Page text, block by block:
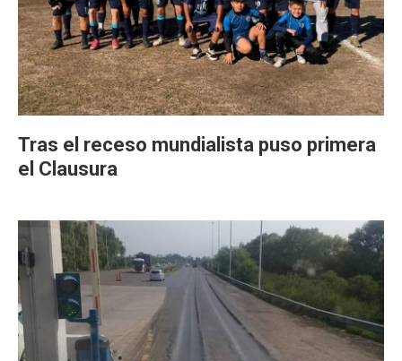
Tras el receso mundialista puso primera
el Clausura